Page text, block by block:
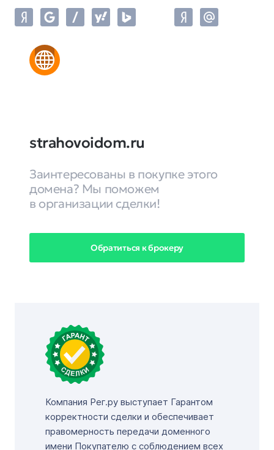
strahovoidom.ru
Заинтересованы в покупке этого
домена? Мы поможем
в организации сделки!
Обратиться к брокеру
Компания Рег.ру выступает Гарантом
корректности сделки и обеспечивает
правомерность передачи доменного
имени Покупателю с соблюдением всех